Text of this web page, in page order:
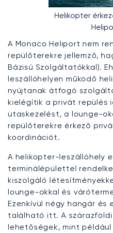
Helikopter
A Monaco Heliport nem
repülőterekre jellemző,
Bázisú Szolgáltatókkal).
leszállóhelyen működő
nyújtanak átfogó
kielégítik a privát repülés
utaskezelést, a lounge-
repülőterekre érkező
koordinációt.
A helikopter-leszállóhely
terminálépülettel
kiszolgáló
lounge-okkal és
Ezenkívül négy hangár és
található itt. A szárazföldi
lehetőségek, mint